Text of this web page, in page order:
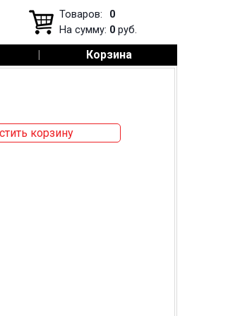
Товаров:
0
На сумму: 0 руб.
| Корзина
корзину